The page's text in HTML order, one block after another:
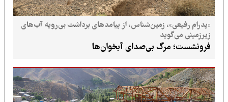
«پدرام رفیعی»، زمین‌شناس، از پیامدهای برداشت بی‌رویه آب‌های
زیرزمینی می‌گوید
فرونشست؛ مرگ بی‌صدای آبخوان‌ها